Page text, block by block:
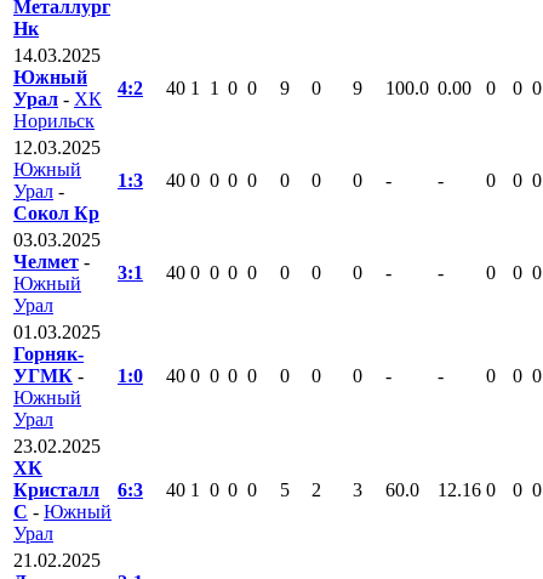
Металлург
Нк
14.03.2025
Южный
Урал - ХК
Норильск
4:2 40 1 1 0 0 9 0 9 100.0 0.00 0 0 0
12.03.2025
Южный
Урал -
Сокол Кр
1:3 40 0 0 0 0 0 0 0 - - 0 0 0
03.03.2025
Челмет -
Южный
Урал
3:1 40 0 0 0 0 0 0 0 - - 0 0 0
01.03.2025
Горняк-
УГМК -
Южный
Урал
1:0 40 0 0 0 0 0 0 0 - - 0 0 0
23.02.2025
ХК
Кристалл
С - Южный
Урал
6:3 40 1 0 0 0 5 2 3 60.0 12.16 0 0 0
21.02.2025